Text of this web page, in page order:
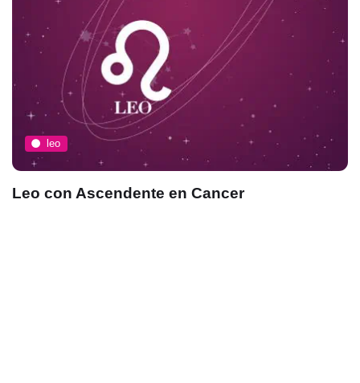
leo
Leo con Ascendente en Cancer